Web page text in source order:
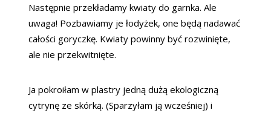
Następnie przekładamy kwiaty do garnka. Ale
uwaga! Pozbawiamy je łodyżek, one będą nadawać
całości goryczkę. Kwiaty powinny być rozwinięte,
ale nie przekwitnięte.
Ja pokroiłam w plastry jedną dużą ekologiczną
cytrynę ze skórką. (Sparzyłam ją wcześniej) i